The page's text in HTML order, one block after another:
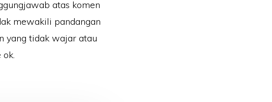
atas komen
mewakili pandangan
yang tidak wajar atau